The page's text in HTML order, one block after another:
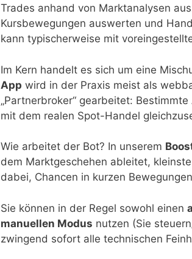
Trades anhand von Marktanalysen
Kursbewegungen auswerten und
kann typischerweise mit
Im Kern handelt es sich um eine
App wird in der Praxis meist als
„Partnerbroker“ gearbeitet:
mit dem realen Spot-Handel
Wie arbeitet der Bot? In unserem
dem Marktgeschehen ableitet,
dabei, Chancen in kurzen
Sie können in der Regel sowohl einen
manuellen Modus nutzen (Sie
zwingend sofort alle technischen